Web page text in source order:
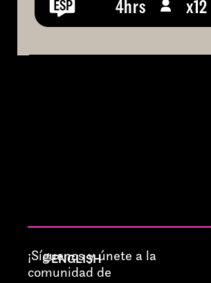
4hrs
x12
ENGLISH
¡Síguenos y únete a la
comunidad de